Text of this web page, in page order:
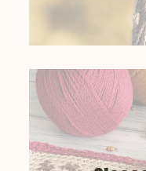
Nos encanta
que nos